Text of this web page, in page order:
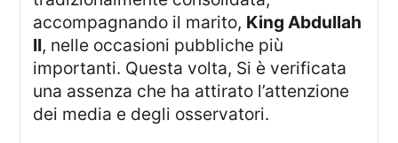
accompagnando il marito, King Abdullah
II, nelle occasioni pubbliche più
importanti. Questa volta, Si è verificata
una assenza che ha attirato l’attenzione
dei media e degli osservatori.